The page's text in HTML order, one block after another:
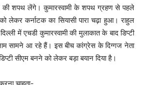
की शपथ लेंगे। कुमारस्वामी के शपथ ग्रहण से पहले
को लेकर कर्नाटक का सियासी पारा चढ़ा हुआ। राहुल
में एचडी कुमारस्वामी की मुलाकात के बाद डिप्टी
सामने आ रहे हैं। इस बीच कांग्रेस के दिग्गज नेता
सीएम बनने को लेकर बड़ा बयान दिया है।